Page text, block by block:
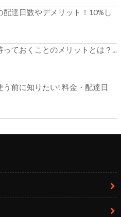
達日数やデメリット！10%し
ておくことのメリットとは？...
う前に知りたい! 料金・配達日